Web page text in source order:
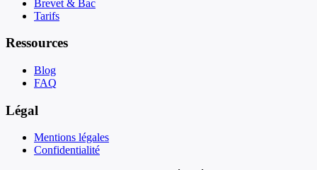
Brevet & Bac
Tarifs
Ressources
Blog
FAQ
Légal
Mentions légales
Confidentialité